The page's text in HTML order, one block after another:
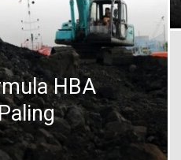
HBA